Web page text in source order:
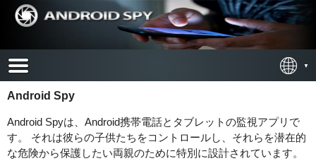
Android Spy
Android Spyは、Android携帯電話とタブレットの監視アプリで
す。 それは彼らの子供たちをコントロールし、それらを潜在的
な危険から保護したい両親のために特別に設計されています。